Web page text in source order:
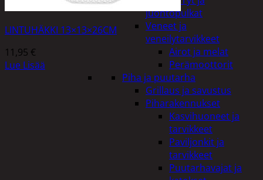
juontopulkat
Veneet ja
veneilytarvikkeet
Airot ja melat
Perämoottorit
Piha ja puutarha
Grillaus ja savustus
Piharakennukset
Kasvihuoneet ja
tarvikkeet
Paviljonkit ja
tarvikkeet
Puutarhavajat ja
LINTUHÄKKI 13×13×26CM
11,95 €
Lue Lisää